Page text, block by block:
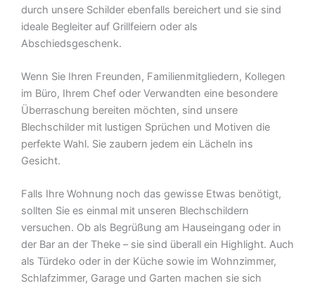
durch unsere Schilder ebenfalls bereichert und sie sind
ideale Begleiter auf Grillfeiern oder als
Abschiedsgeschenk.
Wenn Sie Ihren Freunden, Familienmitgliedern, Kollegen
im Büro, Ihrem Chef oder Verwandten eine besondere
Überraschung bereiten möchten, sind unsere
Blechschilder mit lustigen Sprüchen und Motiven die
perfekte Wahl. Sie zaubern jedem ein Lächeln ins
Gesicht.
Falls Ihre Wohnung noch das gewisse Etwas benötigt,
sollten Sie es einmal mit unseren Blechschildern
versuchen. Ob als Begrüßung am Hauseingang oder in
der Bar an der Theke – sie sind überall ein Highlight. Auch
als Türdeko oder in der Küche sowie im Wohnzimmer,
Schlafzimmer, Garage und Garten machen sie sich